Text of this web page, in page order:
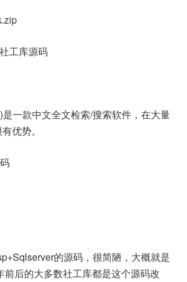
工库源码
一款中文全文检索/搜索软件，在大量
优势。
的源码，很简陋，大概就是
前后的大多数社工库都是这个源码改